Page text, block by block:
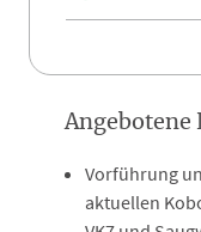
Angebotene
Vorführung
aktuellen